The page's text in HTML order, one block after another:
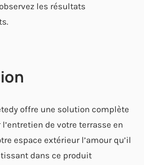
les résultats
offre une solution complète
de votre terrasse en
espace extérieur l’amour qu’il
dans ce produit